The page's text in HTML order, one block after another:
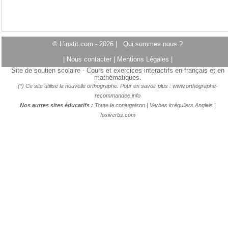
© L'instit.com - 2026 | Qui sommes nous ?
Nous contacter Mentions Légales
Site de soutien scolaire - Cours et exercices interactifs en français et en
mathématiques.
(*) Ce site utilise la nouvelle orthographe. Pour en savoir plus : www.orthographe-
recommandee.info
Nos autres sites éducatifs : Toute la conjugaison| Verbes irréguliers Anglais |
foxiverbs.com